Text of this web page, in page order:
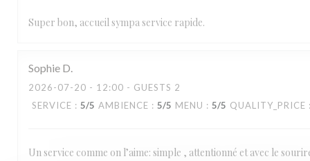
Super bon, accueil sympa service rapide.
Sophie D
2026-07-20 - 12:00 - GUESTS 2
SERVICE : 5/5 AMBIENCE : 5/5 MENU : 5/5 QUALITY_PRICE
Un service comme on l’aime: simple , attentionné et avec le